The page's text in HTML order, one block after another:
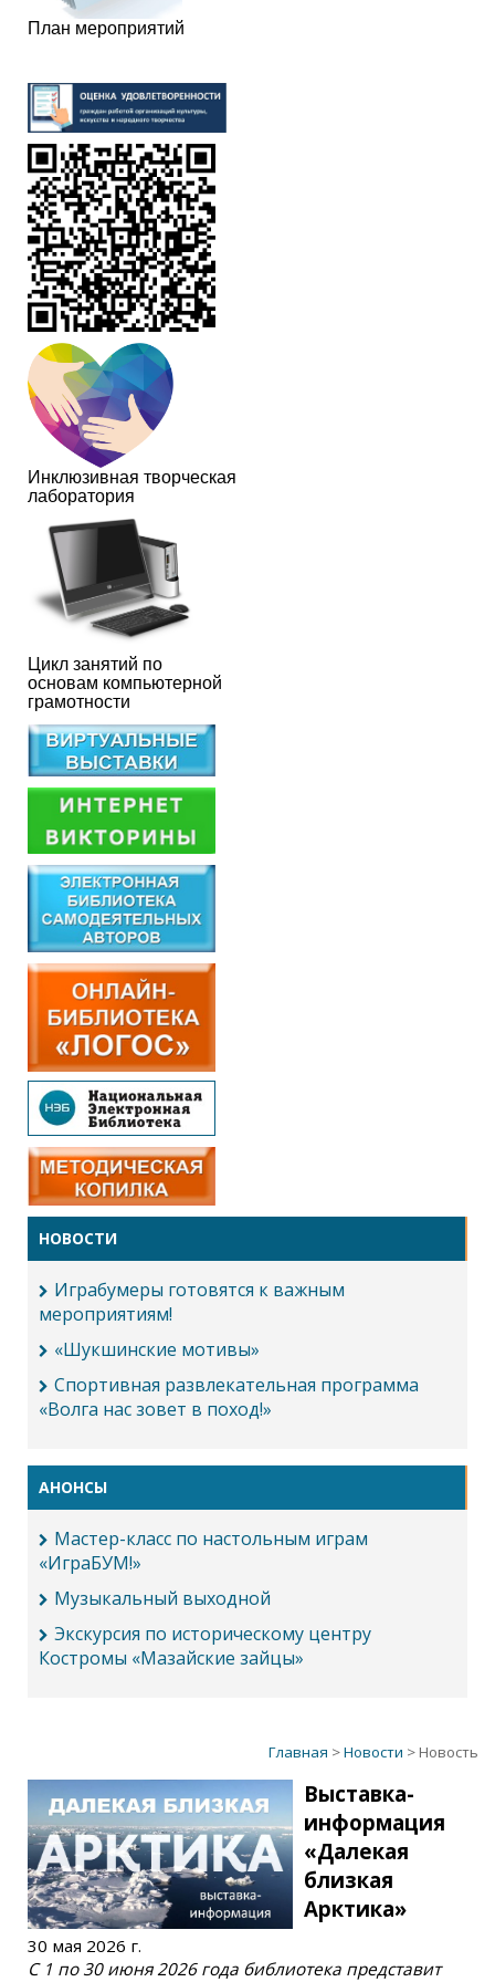
План мероприятий
Инклюзивная творческая
лаборатория
Цикл занятий по
основам компьютерной
грамотности
НОВОСТИ
Играбумеры готовятся к важным
мероприятиям!
«Шукшинские мотивы»
Спортивная развлекательная программа
«Волга нас зовет в поход!»
АНОНСЫ
Мастер-класс по настольным играм
«ИграБУМ!»
Музыкальный выходной
Экскурсия по историческому центру
Костромы «Мазайские зайцы»
Главная >Новости > Новость
Выставка-
информация
«Далекая
близкая
Арктика»
30 мая 2026 г.
С 1 по 30 июня 2026 года библиотека представит